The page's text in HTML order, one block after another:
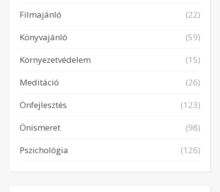
Filmajánló
(22)
Könyvajánló
(59)
Környezetvédelem
(15)
Meditáció
(26)
Önfejlesztés
(123)
Önismeret
(98)
Pszichológia
(126)